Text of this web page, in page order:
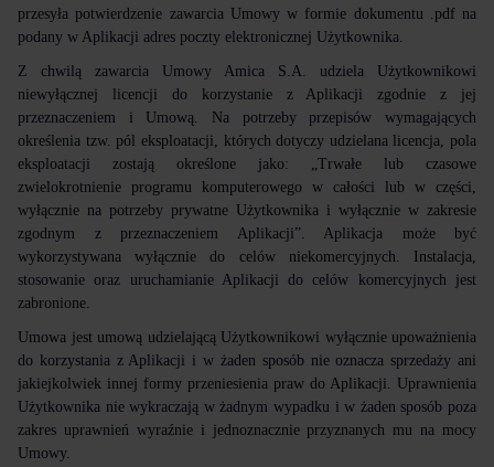
przesyła potwierdzenie zawarcia Umowy w formie dokumentu .pdf na
podany w Aplikacji adres poczty elektronicznej Użytkownika.
Z chwilą zawarcia Umowy Amica S.A. udziela Użytkownikowi
niewyłącznej licencji do korzystanie z Aplikacji zgodnie z jej
przeznaczeniem i Umową.
Na potrzeby przepisów wymagających
określenia tzw. pól eksploatacji, których dotyczy udzielana licencja, pola
eksploatacji zostają określone jako: „Trwałe lub czasowe
zwielokrotnienie programu komputerowego w całości lub w części,
wyłącznie na potrzeby prywatne Użytkownika i wyłącznie w zakresie
zgodnym z przeznaczeniem Aplikacji”. Aplikacja może być
wykorzystywana wyłącznie do celów niekomercyjnych. Instalacja,
stosowanie oraz uruchamianie Aplikacji do celów komercyjnych jest
zabronione.
Umowa jest umową udzielającą Użytkownikowi wyłącznie upoważnienia
do korzystania z Aplikacji i w żaden sposób nie oznacza sprzedaży ani
jakiejkolwiek innej formy przeniesienia praw do Aplikacji. Uprawnienia
Użytkownika nie wykraczają w żadnym wypadku i w żaden sposób poza
zakres uprawnień wyraźnie i jednoznacznie przyznanych mu na mocy
Umowy.